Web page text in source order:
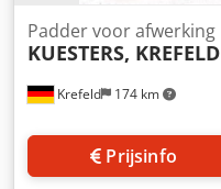
Krefeld 174 km
Padder voor afwerking
KUESTERS, KREFELD
Prijsinfo